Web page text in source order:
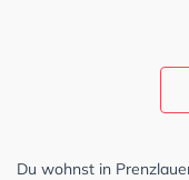
Du wohnst in